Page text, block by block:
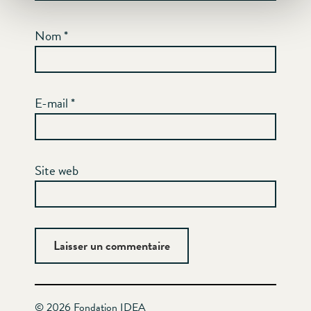
Nom*
E-mail*
Site web
© 2026 Fondation IDEA